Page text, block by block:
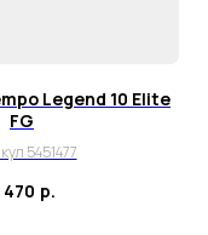
Legend 10 Elite
FG
5451477
470 р.